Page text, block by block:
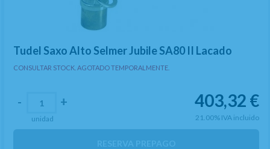
Tudel Saxo Alto Selmer Jubile SA80 II Lacado
CONSULTAR STOCK. AGOTADO TEMPORALMENTE.
403,32 €
21.00% IVA incluido
- +
unidad
RESERVA PREPAGO